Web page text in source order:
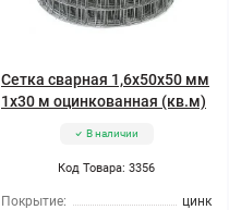
Сетка сварная 1,6x50x50 мм
1x30 м оцинкованная (кв.м)
В наличии
Код Товара: 3356
Покрытие:
цинк